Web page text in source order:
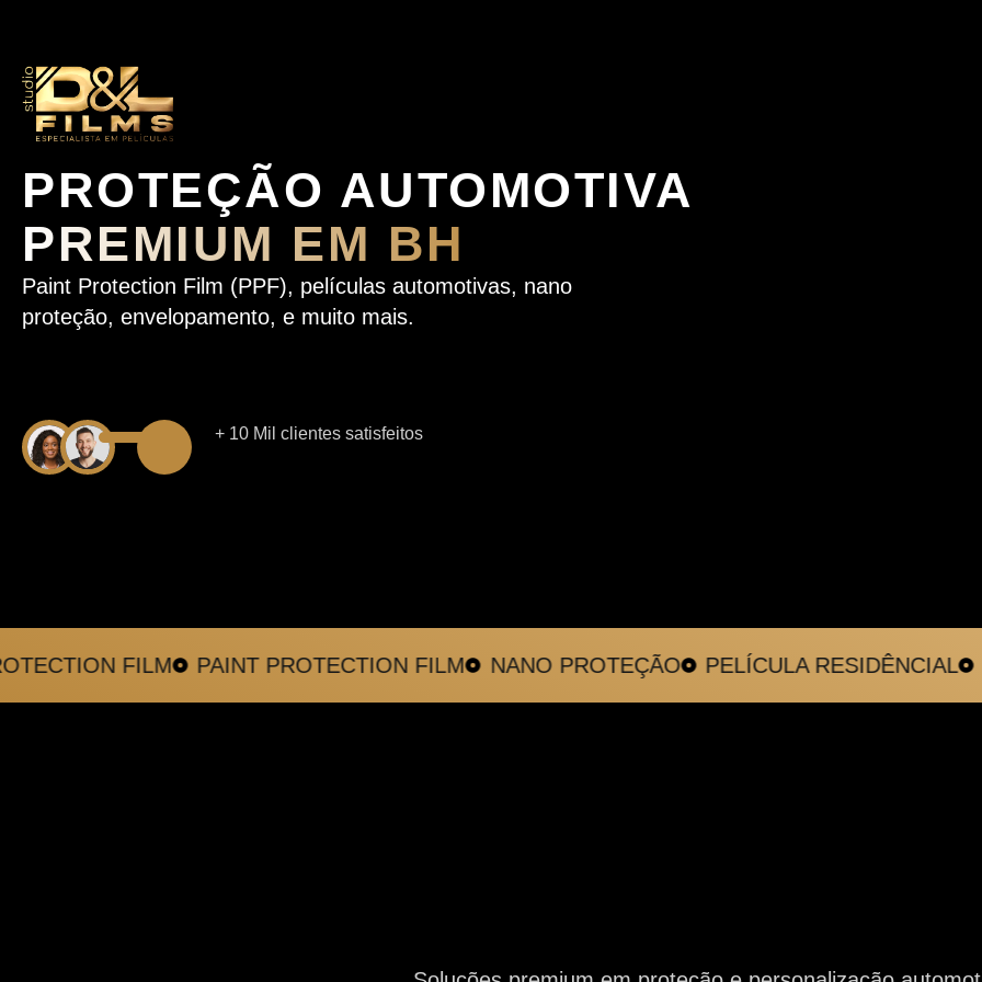
PROTEÇÃO AUTOMOTIVA
PREMIUM EM BH
Paint Protection Film (PPF), películas automotivas, nano
proteção, envelopamento, e muito mais.
+ 10 Mil clientes satisfeitos
FILM PAINT PROTECTION FILM NANO PROTEÇÃO PELÍCULA RESIDÊNCIAL